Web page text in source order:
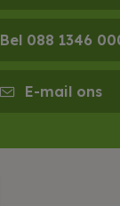
Bel 088 1346
E-mail ons